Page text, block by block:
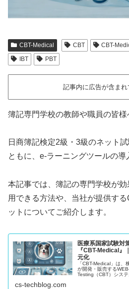
CBT-Medical CBT CBT-
IBT
PBT
記事内に広告が含まれ
簿記専門学校の教師や職員の皆様
日商簿記検定2級・3級のネット
ともに、e-ラーニングツールの導
本記事では、簿記の専門学校が
用できる方法や、当社が提供す
ットについてご紹介します。
医療系国家試験対
『CBT-Medical』
元化
「CBT-Medical」は
が開発・販売する
Testing（CBT）シス
うに設計されており
cs-techblog.com